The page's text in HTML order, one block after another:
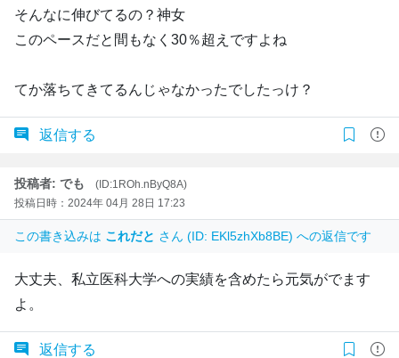
そんなに伸びてるの？神女
このペースだと間もなく30％超えですよね
てか落ちてきてるんじゃなかったでしたっけ？
返信する
投稿者: でも
(ID:1ROh.nByQ8A)
投稿日時：2024年 04月 28日 17:23
この書き込みは これだと さん (ID: EKl5zhXb8BE) への返信です
大丈夫、私立医科大学への実績を含めたら元気がでます
よ。
返信する